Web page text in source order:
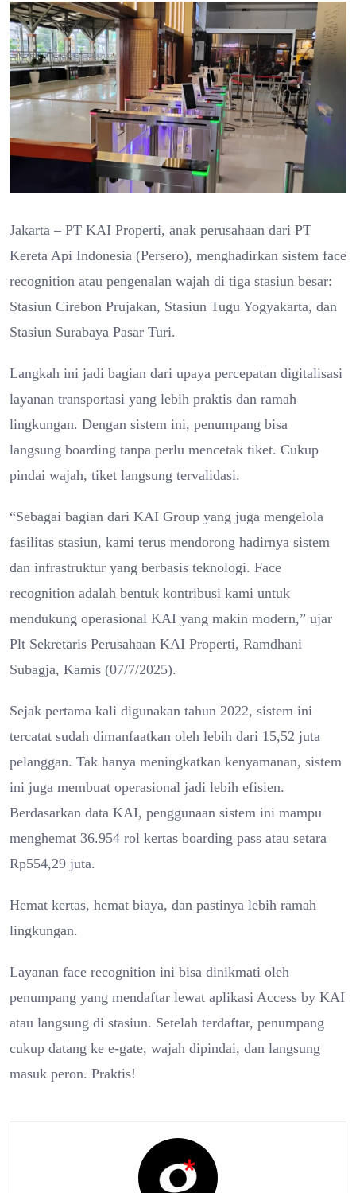
Jakarta – PT KAI Properti, anak perusahaan dari PT
Kereta Api Indonesia (Persero), menghadirkan sistem face
recognition atau pengenalan wajah di tiga stasiun besar:
Stasiun Cirebon Prujakan, Stasiun Tugu Yogyakarta, dan
Stasiun Surabaya Pasar Turi.
Langkah ini jadi bagian dari upaya percepatan digitalisasi
layanan transportasi yang lebih praktis dan ramah
lingkungan. Dengan sistem ini, penumpang bisa
langsung boarding tanpa perlu mencetak tiket. Cukup
pindai wajah, tiket langsung tervalidasi.
“Sebagai bagian dari KAI Group yang juga mengelola
fasilitas stasiun, kami terus mendorong hadirnya sistem
dan infrastruktur yang berbasis teknologi. Face
recognition adalah bentuk kontribusi kami untuk
mendukung operasional KAI yang makin modern,” ujar
Plt Sekretaris Perusahaan KAI Properti, Ramdhani
Subagja, Kamis (07/7/2025).
Sejak pertama kali digunakan tahun 2022, sistem ini
tercatat sudah dimanfaatkan oleh lebih dari 15,52 juta
pelanggan. Tak hanya meningkatkan kenyamanan, sistem
ini juga membuat operasional jadi lebih efisien.
Berdasarkan data KAI, penggunaan sistem ini mampu
menghemat 36.954 rol kertas boarding pass atau setara
Rp554,29 juta.
Hemat kertas, hemat biaya, dan pastinya lebih ramah
lingkungan.
Layanan face recognition ini bisa dinikmati oleh
penumpang yang mendaftar lewat aplikasi Access by KAI
atau langsung di stasiun. Setelah terdaftar, penumpang
cukup datang ke e-gate, wajah dipindai, dan langsung
masuk peron. Praktis!